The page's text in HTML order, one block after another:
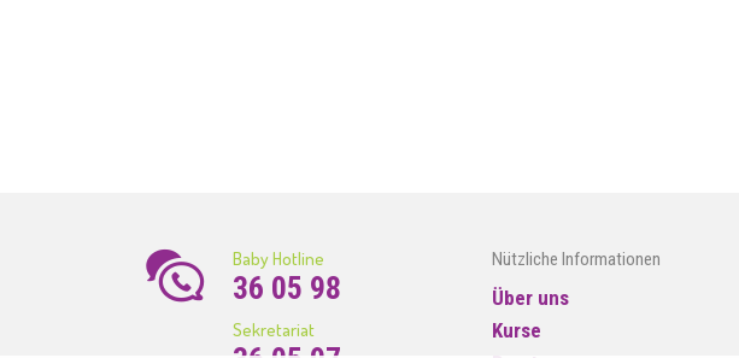
Baby Hotline
36 05 98
Sekretariat
Nützliche Informationen
Über uns
Kurse